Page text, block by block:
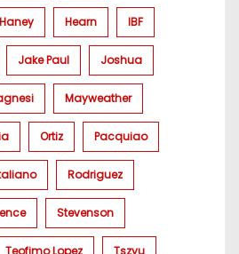
Haney Hearn IBF
Jake Paul Joshua
Mayweather
Ortiz Pacquiao
Rodriguez
Stevenson
Teofimo Lopez Tszyu